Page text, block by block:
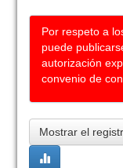
Por respeto a
puede
autorización
convenio de
Mostrar el